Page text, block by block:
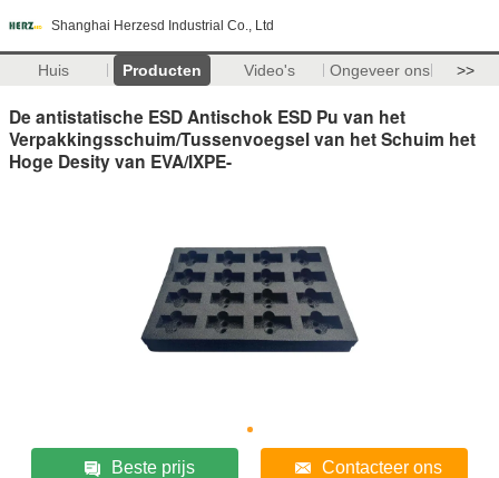
Shanghai Herzesd Industrial Co., Ltd
Huis Producten Video's Ongeveer ons >>
De antistatische ESD Antischok ESD Pu van het
Verpakkingsschuim/Tussenvoegsel van het Schuim het
Hoge Desity van EVA/IXPE-
Beste prijs Contacteer ons